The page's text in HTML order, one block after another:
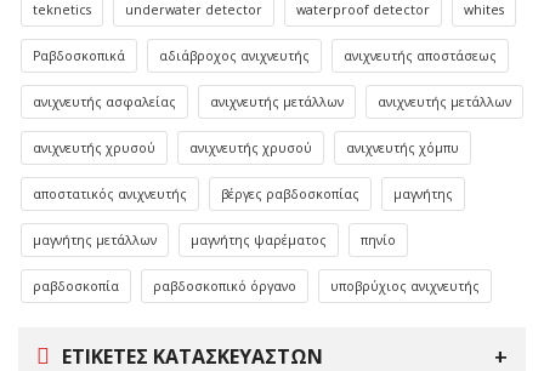
teknetics underwater detector waterproof detector whites
Ραβδοσκοπικά αδιάβροχος ανιχνευτής ανιχνευτής αποστάσεως
ανιχνευτής ασφαλείας ανιχνευτής μετάλλων ανιχνευτής μετάλλων
ανιχνευτής χρυσού ανιχνευτής χρυσού ανιχνευτής χόμπυ
αποστατικός ανιχνευτής βέργες ραβδοσκοπίας μαγνήτης
μαγνήτης μετάλλων μαγνήτης ψαρέματος πηνίο
ραβδοσκοπία ραβδοσκοπικό όργανο υποβρύχιος ανιχνευτής
ΕΤΙΚΈΤΕΣ ΚΑΤΑΣΚΕΥΑΣΤΏΝ